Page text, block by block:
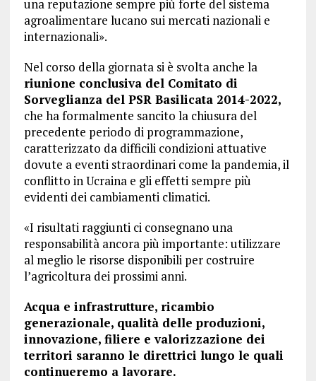
una reputazione sempre più forte del sistema
agroalimentare lucano sui mercati nazionali e
internazionali».
Nel corso della giornata si è svolta anche la
riunione conclusiva del Comitato di
Sorveglianza del PSR Basilicata 2014-2022,
che ha formalmente sancito la chiusura del
precedente periodo di programmazione,
caratterizzato da difficili condizioni attuative
dovute a eventi straordinari come la pandemia, il
conflitto in Ucraina e gli effetti sempre più
evidenti dei cambiamenti climatici.
«I risultati raggiunti ci consegnano una
responsabilità ancora più importante: utilizzare
al meglio le risorse disponibili per costruire
l’agricoltura dei prossimi anni.
Acqua e infrastrutture, ricambio
generazionale, qualità delle produzioni,
innovazione, filiere e valorizzazione dei
territori saranno le direttrici lungo le quali
continueremo a lavorare.